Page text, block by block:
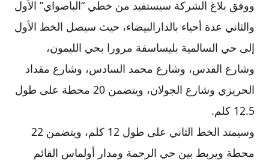
ووفق بلاغ الشركة سيستفيد من خطي “الباصواي” الأول
والثاني عدة أحياء بالدارالبيضاء، حيث سيصل الخط الأول
إلى حي السالمية بليساسفة مرورا بحي الليمون،
وشارع القدس، وشارع محمد السادس، وشارع مقداد
الحريزي وشارع الجولان، ويتضمن 20 محطة على طول
12.5 كلم.
وسيمتد الخط الثاني على طول 12 كلم، ويتضمن 22
محطة ويربط بين حي الرحمة ومدار أولماس القائم